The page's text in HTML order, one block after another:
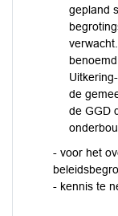
gepland
de
de GGD
- voor het
- kennis te